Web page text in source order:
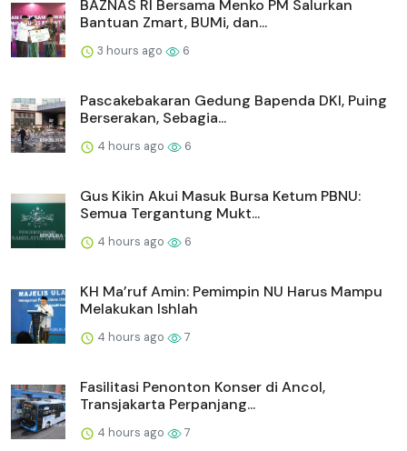
BAZNAS RI Bersama Menko PM Salurkan
Bantuan Zmart, BUMi, dan...
3 hours ago 6
Pascakebakaran Gedung Bapenda DKI, Puing
Berserakan, Sebagia...
4 hours ago 6
Gus Kikin Akui Masuk Bursa Ketum PBNU:
Semua Tergantung Mukt...
4 hours ago 6
KH Ma’ruf Amin: Pemimpin NU Harus Mampu
Melakukan Ishlah
4 hours ago 7
Fasilitasi Penonton Konser di Ancol,
Transjakarta Perpanjang...
4 hours ago 7